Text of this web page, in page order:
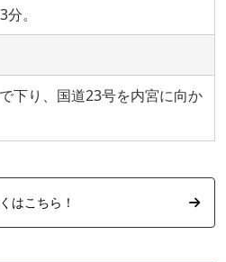
。
下り、国道23号を内宮に向か
はこちら！